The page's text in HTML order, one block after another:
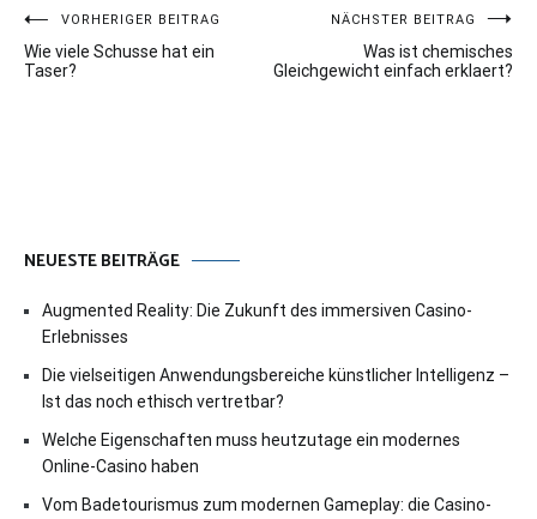
Beitragsnavigation
VORHERIGER BEITRAG
Wie viele Schusse hat ein
Taser?
NÄCHSTER BEITRAG
Was ist chemisches
Gleichgewicht einfach erklaert?
NEUESTE BEITRÄGE
Augmented Reality: Die Zukunft des immersiven Casino-
Erlebnisses
Die vielseitigen Anwendungsbereiche künstlicher Intelligenz –
Ist das noch ethisch vertretbar?
Welche Eigenschaften muss heutzutage ein modernes
Online-Casino haben
Vom Badetourismus zum modernen Gameplay: die Casino-